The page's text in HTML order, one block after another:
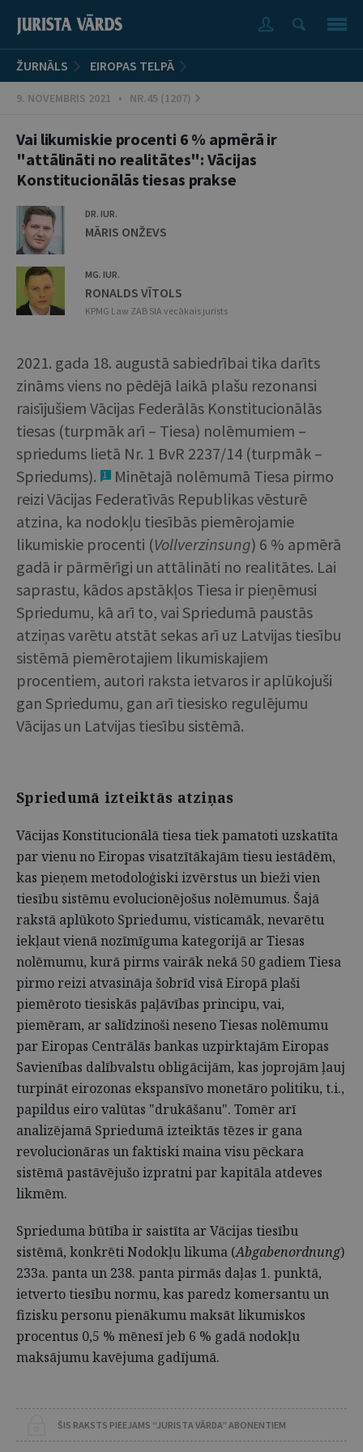
ŽURNĀLS EIROPAS TELPĀ
9. NOVEMBRIS 2021 • NR.45 (1207)
Vai likumiskie procenti 6 % apmērā ir
"attālināti no realitātes": Vācijas
Konstitucionālās tiesas prakse
DR. IUR.
MĀRIS ONŽEVS
MG. IUR.
RONALDS VĪTOLS
KPMG Law ZAB SIA vecākais jurists
2021. gada 18. augustā sabiedrībai tika darīts
zināms viens no pēdējā laikā plašu rezonansi
raisījušiem Vācijas Federālās Konstitucionālās
tiesas (turpmāk arī – Tiesa) nolēmumiem –
spriedums lietā Nr. 1 BvR 2237/14 (turpmāk –
Spriedums).
1
Minētajā nolēmumā Tiesa pirmo
reizi Vācijas Federatīvās Republikas vēsturē
atzina, ka nodokļu tiesībās piemērojamie
likumiskie procenti (Vollverzinsung) 6 % apmērā
gadā ir pārmērīgi un attālināti no realitātes. Lai
saprastu, kādos apstākļos Tiesa ir pieņēmusi
Spriedumu, kā arī to, vai Spriedumā paustās
atziņas varētu atstāt sekas arī uz Latvijas tiesību
sistēmā piemērotajiem likumiskajiem
procentiem, autori raksta ietvaros ir aplūkojuši
gan Spriedumu, gan arī tiesisko regulējumu
Vācijas un Latvijas tiesību sistēmā.
Spriedumā izteiktās atziņas
Vācijas Konstitucionālā tiesa tiek pamatoti uzskatīta
par vienu no Eiropas visatzītākajām tiesu iestādēm,
kas pieņem metodoloģiski izvērstus un bieži vien
tiesību sistēmu evolucionējošus nolēmumus. Šajā
rakstā aplūkoto Spriedumu, visticamāk, nevarētu
iekļaut vienā nozīmīguma kategorijā ar Tiesas
nolēmumu, kurā pirms vairāk nekā 50 gadiem Tiesa
pirmo reizi atvasināja šobrīd visā Eiropā plaši
piemēroto tiesiskās paļāvības principu, vai,
piemēram, ar salīdzinoši neseno Tiesas nolēmumu
par Eiropas Centrālās bankas uzpirktajām Eiropas
Savienības dalībvalstu obligācijām, kas joprojām ļauj
turpināt eirozonas ekspansīvo monetāro politiku, t.i.,
papildus eiro valūtas "drukāšanu". Tomēr arī
analizējamā Spriedumā izteiktās tēzes ir gana
revolucionāras un faktiski maina visu pēckara
sistēmā pastāvējušo izpratni par kapitāla atdeves
likmēm.
Sprieduma būtība ir saistīta ar Vācijas tiesību
sistēmā, konkrēti Nodokļu likuma (Abgabenordnung)
233a. panta un 238. panta pirmās daļas 1. punktā,
ietverto tiesību normu, kas paredz komersantu un
fizisku personu pienākumu maksāt likumiskos
procentus 0,5 % mēnesī jeb 6 % gadā nodokļu
maksājumu kavējuma gadījumā.
ŠIS RAKSTS PIEEJAMS “JURISTA VĀRDA” ABONENTIEM